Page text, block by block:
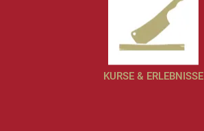
KURSE & ERLEBNISSE